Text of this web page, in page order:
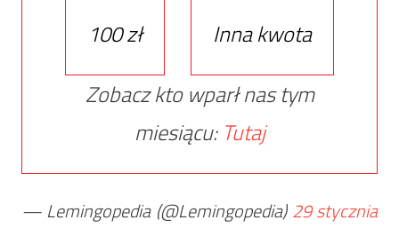
100 zł
Inna kwota
Zobacz kto wparł nas tym
miesiącu: Tutaj
— Lemingopedia (@Lemingopedia)29 stycznia